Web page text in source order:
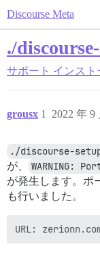
Discourse Meta
./
サポート インスト
grousx 2022 年 9
1
./discourse-
が、
WARNING:
が発生します。ポ
も行いました。